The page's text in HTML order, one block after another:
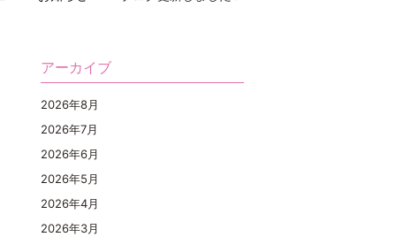
アーカイブ
2026年8月
2026年7月
2026年6月
2026年5月
2026年4月
2026年3月